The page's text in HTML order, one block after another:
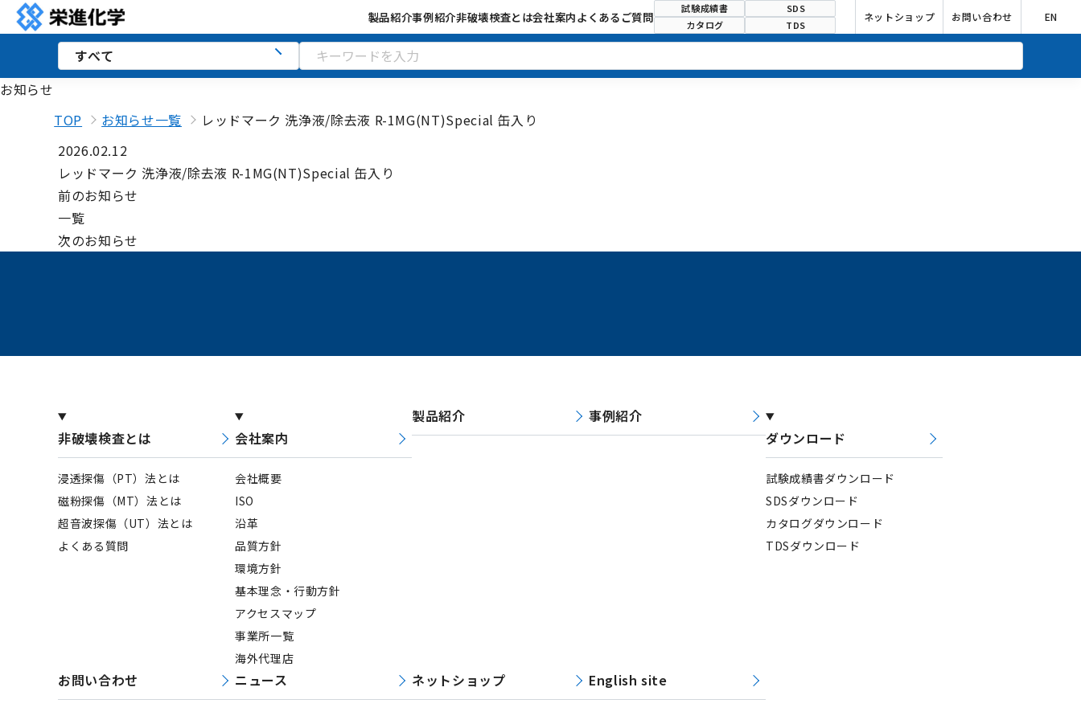
製品紹介事例紹介非破壊検査とは会社案内よくあるご質問
試験成績書
SDS
カタログ
TDS
ネットショップ お問い合わせ EN
お知らせ
TOP
お知らせ一覧
レッドマーク 洗浄液/除去液 R-1MG(NT)Special 缶入り
2026.02.12
レッドマーク 洗浄液/除去液 R-1MG(NT)Special 缶入り
前のお知らせ
一覧
次のお知らせ
非破壊検査とは
浸透探傷（PT）法とは
磁粉探傷（MT）法とは
超音波探傷（UT）法とは
よくある質問
会社案内
会社概要
ISO
沿革
品質方針
環境方針
基本理念・行動方針
アクセスマップ
事業所一覧
海外代理店
製品紹介
事例紹介
ダウンロード
試験成績書ダウンロード
SDSダウンロード
カタログダウンロード
TDSダウンロード
お問い合わせ ニュース ネットショップ English site